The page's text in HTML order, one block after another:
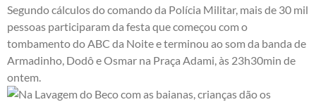
Segundo cálculos do comando da Polícia Militar, mais de 30 mil
pessoas participaram da festa que começou com o
tombamento do ABC da Noite e terminou ao som da banda de
Armadinho, Dodô e Osmar na Praça Adami, às 23h30min de
ontem.